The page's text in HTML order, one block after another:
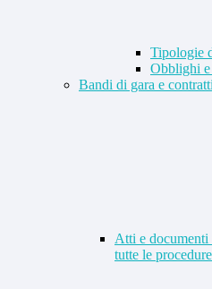
Tipologie
Obblighi e
Bandi di gara e contratti
Atti e documenti
tutte le procedure